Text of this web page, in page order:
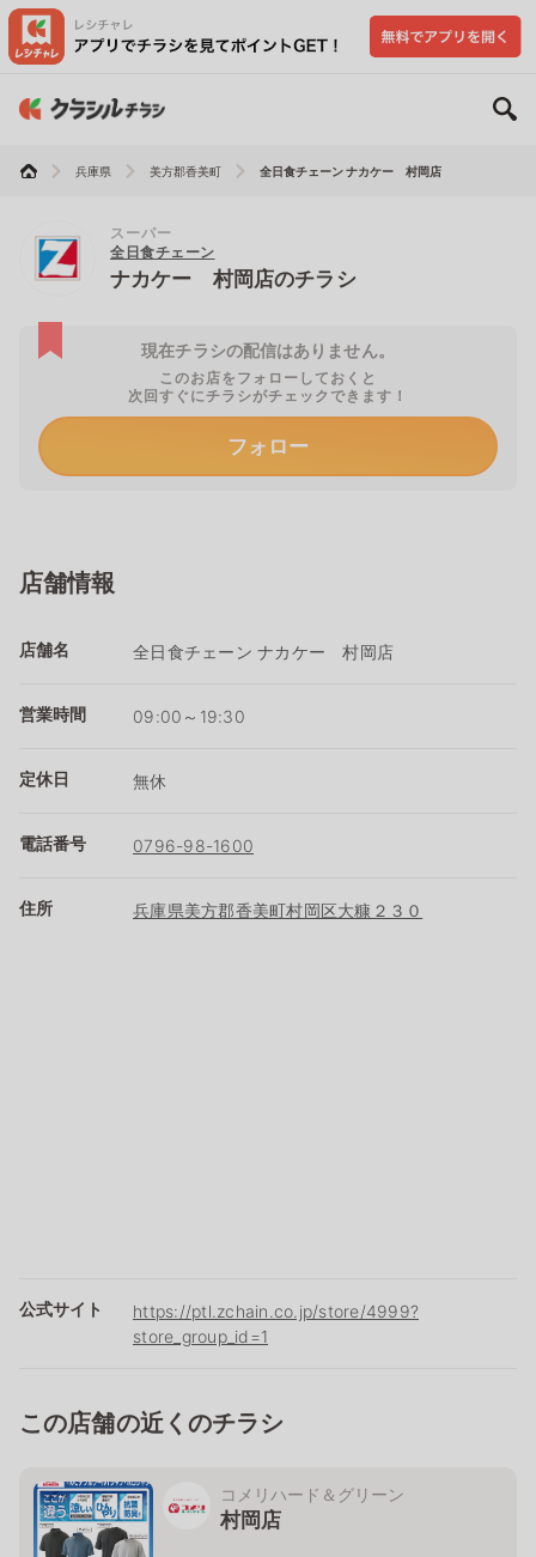
兵庫県 美方郡香美町 全日食チェーン ナカケー 村岡店
スーパー
全日食チェーン
ナカケー 村岡店のチラシ
現在チラシの配信はありません。
このお店をフォローしておくと
次回すぐにチラシがチェックできます！
フォロー
店舗情報
店舗名 全日食チェーン ナカケー 村岡店
営業時間 09:00～19:30
定休日 無休
電話番号 0796-98-1600
住所 兵庫県美方郡香美町村岡区大糠２３０
公式サイト
https://ptl.zchain.co.jp/store/4999?
store_group_id=1
この店舗の近くのチラシ
コメリハード＆グリーン
村岡店